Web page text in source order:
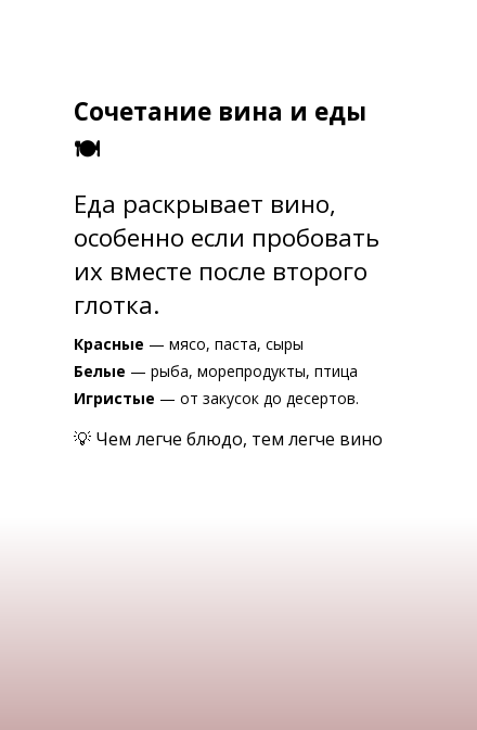
Сочетание вина и еды
🍽
Еда раскрывает вино,
особенно если пробовать
их вместе после второго
глотка.
Красные — мясо, паста, сыры
Белые — рыба, морепродукты, птица
Игристые — от закусок до десертов.
💡 Чем легче блюдо, тем легче вино